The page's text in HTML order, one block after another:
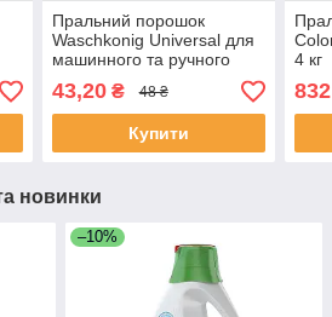
Пральний порошок
Waschkonig Universal для
машинного та ручного
прання 375 г
43,20₴ 48 ₴
Купити
4 кг
новинки
–10%